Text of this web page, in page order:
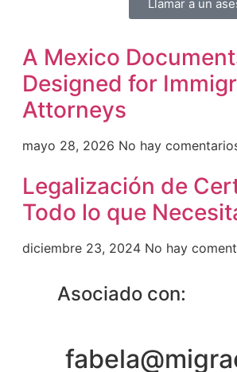
Llamar a un
A Mexico
Designed for
Attorneys
mayo 28, 2026 No hay
Legalización de
Todo lo que
diciembre 23, 2024 No hay
Asociado con: